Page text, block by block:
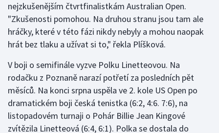
Volejbal
Ostatní
nejzkušenějším čtvrtfinalistkám Australian Open.
"Zkušenosti pomohou. Na druhou stranu jsou tam ale
hráčky, které v této fázi nikdy nebyly a mohou naopak
hrát bez tlaku a užívat si to," řekla Plíšková.
V boji o semifinále vyzve Polku Linetteovou. Na
rodačku z Poznaně narazí potřetí za posledních pět
měsíců. Na konci srpna uspěla ve 2. kole US Open po
dramatickém boji česká tenistka (6:2, 4:6. 7:6), na
listopadovém turnaji o Pohár Billie Jean Kingové
zvítězila Linetteová (6:4, 6:1). Polka se dostala do